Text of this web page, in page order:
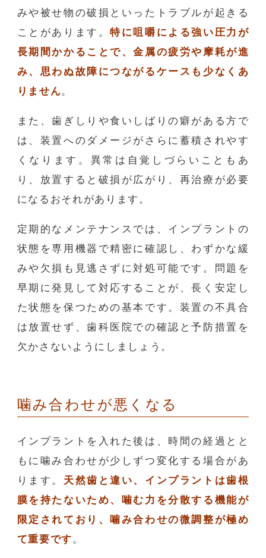
みや被せ物の破損といったトラブルが起きる
ことがあります。特に咀嚼による強い圧力が
長期間かかることで、金属の疲労や摩耗が進
み、思わぬ故障につながるケースも少なくあ
りません。
また、歯ぎしりや食いしばりの癖がある方で
は、装置へのダメージがさらに蓄積されやす
くなります。異常は自覚しづらいこともあ
り、放置すると破損が広がり、再治療が必要
になるおそれがあります。
定期的なメンテナンスでは、インプラントの
状態を専用機器で精密に確認し、わずかな緩
みや欠損も見逃さずに対処可能です。問題を
早期に発見して対応することが、長く安定し
た状態を保つための基本です。装置の不具合
は放置せず、歯科医院での確認と予防措置を
欠かさないようにしましょう。
噛み合わせが悪くなる
インプラントを入れた後は、時間の経過とと
もに噛み合わせが少しずつ変化する場合があ
ります。 天然歯と違い、インプラントは歯根
膜を持たないため、噛む力を分散する機能が
限定されており、噛み合わせの微調整が極め
て重要です。